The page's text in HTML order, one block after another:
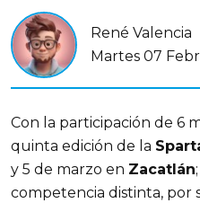
René Valencia
Martes 07
Con la participación de 6
quinta edición de la
y 5 de marzo en Zacatlán
competencia distinta, por